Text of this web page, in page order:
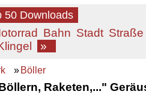
50 Downloads
Bahn Stadt Straße
»
» Böller
Raketen,..."